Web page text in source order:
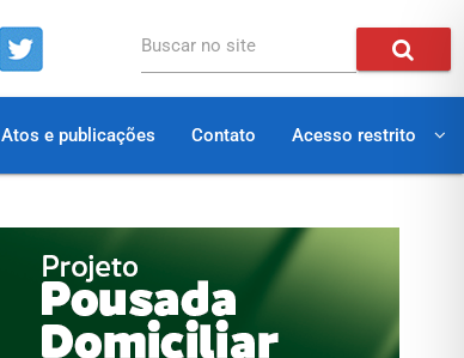
Buscar no site
Atos e publicações Contato Acesso restrito